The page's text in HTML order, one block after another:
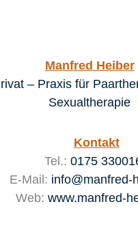
Manfred Heiber
– Praxis für
Sexualtherapie
Kontakt
Tel.: 0175
E-Mail: info@manfred-
Web: www.manfred-